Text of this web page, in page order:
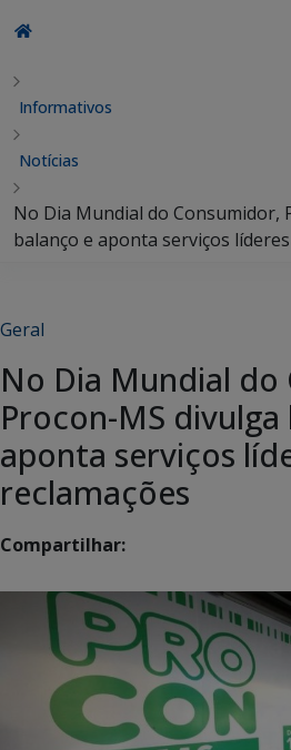
Informativos
Notícias
No Dia Mundial do Consumidor,
balanço e aponta serviços
Geral
No Dia Mundial do
Procon-MS divulga
aponta serviços
reclamações
Compartilhar: